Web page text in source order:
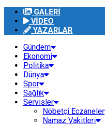
GALERİ
VİDEO
YAZARLAR
Gündem
Ekonomi
Politika
Dünya
Spor
Sağlık
Servisler
Nöbetçi Eczaneler
Namaz Vakitleri